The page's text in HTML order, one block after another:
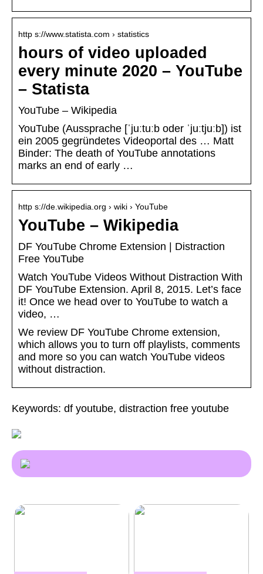
http s://www.statista.com › statistics
hours of video uploaded
every minute 2020 – YouTube
– Statista
YouTube – Wikipedia
YouTube (Aussprache [ˈjuːtuːb oder ˈjuːtjuːb]) ist
ein 2005 gegründetes Videoportal des … Matt
Binder: The death of YouTube annotations
marks an end of early …
http s://de.wikipedia.org › wiki › YouTube
YouTube – Wikipedia
DF YouTube Chrome Extension | Distraction
Free YouTube
Watch YouTube Videos Without Distraction With
DF YouTube Extension. April 8, 2015. Let’s face
it! Once we head over to YouTube to watch a
video, …
We review DF YouTube Chrome extension,
which allows you to turn off playlists, comments
and more so you can watch YouTube videos
without distraction.
Keywords: df youtube, distraction free youtube